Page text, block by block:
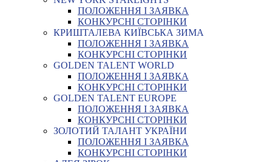
ПОЛОЖЕННЯ І ЗАЯВКА
КОНКУРСНІ СТОРІНКИ
КРИШТАЛЕВА КИЇВСЬКА ЗИМА
ПОЛОЖЕННЯ І ЗАЯВКА
КОНКУРСНІ СТОРІНКИ
GOLDEN TALENT WORLD
ПОЛОЖЕННЯ І ЗАЯВКА
КОНКУРСНІ СТОРІНКИ
GOLDEN TALENT EUROPE
ПОЛОЖЕННЯ І ЗАЯВКА
КОНКУРСНІ СТОРІНКИ
ЗОЛОТИЙ ТАЛАНТ УКРАЇНИ
ПОЛОЖЕННЯ І ЗАЯВКА
КОНКУРСНІ СТОРІНКИ